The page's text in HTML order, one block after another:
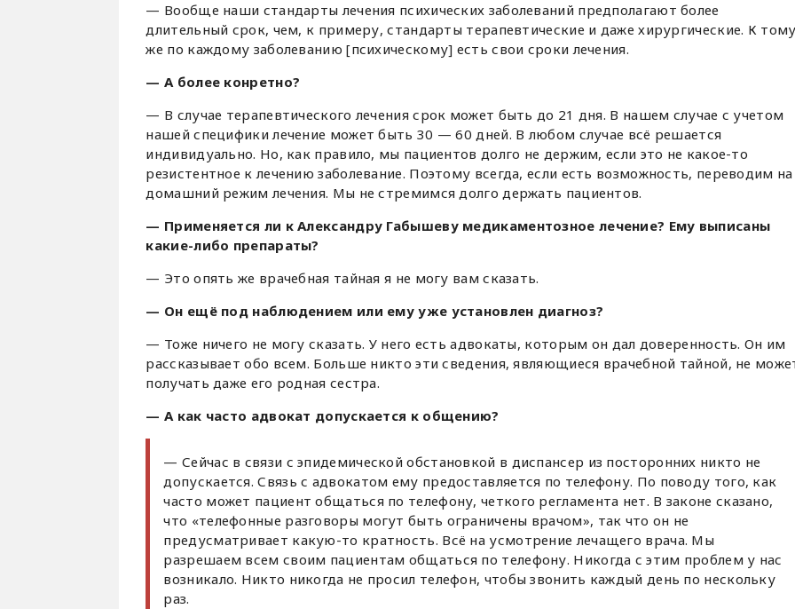
— Вообще наши стандарты лечения психических заболеваний предполагают более
длительный срок, чем, к примеру, стандарты терапевтические и даже хирургические. К
же по каждому заболеванию [психическому] есть свои сроки лечения.
— А более конретно?
— В случае терапевтического лечения срок может быть до 21 дня. В нашем случае с учетом
нашей специфики лечение может быть 30 — 60 дней. В любом случае всё решается
индивидуально. Но, как правило, мы пациентов долго не держим, если это не какое-то
резистентное к лечению заболевание. Поэтому всегда, если есть возможность, переводим на
домашний режим лечения. Мы не стремимся долго держать пациентов.
— Применяется ли к Александру Габышеву медикаментозное лечение? Ему выписаны
какие-либо препараты?
— Это опять же врачебная тайная я не могу вам сказать.
— Он ещё под наблюдением или ему уже установлен диагноз?
— Тоже ничего не могу сказать. У него есть адвокаты, которым он дал доверенность. Он им
рассказывает обо всем. Больше никто эти сведения, являющиеся врачебной тайной, не
получать даже его родная сестра.
— А как часто адвокат допускается к общению?
— Сейчас в связи с эпидемической обстановкой в диспансер из посторонних никто не
допускается. Связь с адвокатом ему предоставляется по телефону. По поводу того, как
часто может пациент общаться по телефону, четкого регламента нет. В законе сказано,
что «телефонные разговоры могут быть ограничены врачом», так что он не
предусматривает какую-то кратность. Всё на усмотрение лечащего врача. Мы
разрешаем всем своим пациентам общаться по телефону. Никогда с этим проблем у нас
возникало. Никто никогда не просил телефон, чтобы звонить каждый день по нескольку
раз.